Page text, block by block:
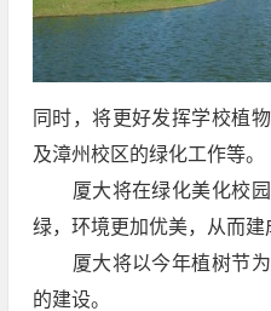
同时，将更好发挥学校植
及漳州校区的绿化工作等。
厦大将在绿化美化校园
绿，环境更加优美，从而建
厦大将以今年植树节为
的建设。